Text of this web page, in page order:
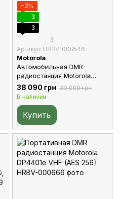
−3%
3
3
3
Артикул: HRBV-000546
Motorola
Автомобильная DMR
радиостанция Motorola
DM4600e VHF AES256 25Вт
38 090 грн 39 090 грн
В наличии
Купить